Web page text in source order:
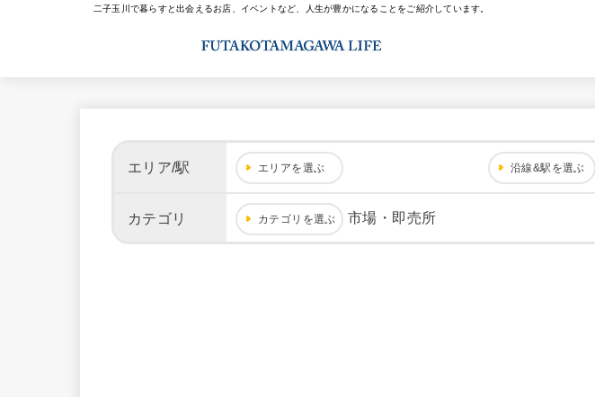
二子玉川で暮らすと出会えるお店、イベントなど、人生が豊かになることをご紹介しています。
エリア/駅 エリアを選ぶ 沿線&駅を選ぶ
カテゴリ カテゴリを選ぶ 市場・即売所